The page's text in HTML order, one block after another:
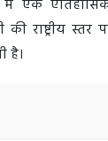
में एक
की राष्ट्रीय
है।